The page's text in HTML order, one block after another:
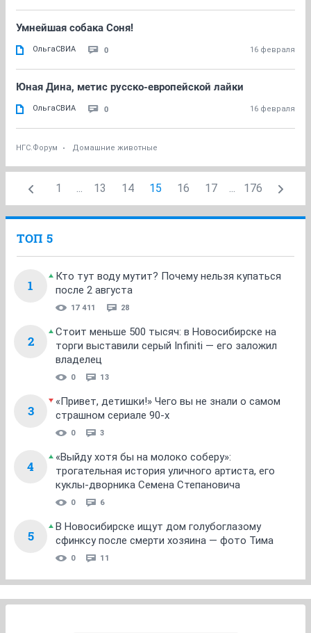
Умнейшая собака Соня!
ОльгаСВИА 0 16 февраля
Юная Дина, метис русско-европейской лайки
ОльгаСВИА 0 16 февраля
НГС.Форум Домашние животные
1 ... 13 14 15 16 17 ... 176
ТОП 5
1
Кто тут воду мутит? Почему нельзя купаться
после 2 августа
17 411 28
2
Стоит меньше 500 тысяч: в Новосибирске на
торги выставили серый Infiniti — его заложил
владелец
0 13
3
«Привет, детишки!» Чего вы не знали о самом
страшном сериале 90-х
0 3
4
«Выйду хотя бы на молоко соберу»:
трогательная история уличного артиста, его
куклы-дворника Семена Степановича
0 6
5
В Новосибирске ищут дом голубоглазому
сфинксу после смерти хозяина — фото Тима
0 11